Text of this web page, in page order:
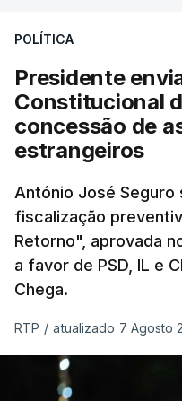
sistema mais simples,
"Sempre que seja
eliminar
chegam a quem mais
um passo na direção
Presidente da
Assegurar que
prejudicado"
O Preisdente deixa,
avisos:uma reforma
POLÍTICA
Presidente
Constitucional
concessão de
estrangeiros
António José Seguro
fiscalização
Retorno", aprovada
a favor de PSD, IL e
Chega.
RTP / atualizado 7 Agosto